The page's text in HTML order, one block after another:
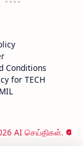
Conditions
for TECH
AI செய்திகள்.